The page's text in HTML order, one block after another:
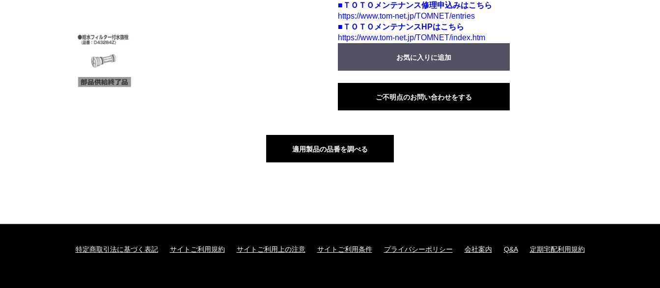
■ＴＯＴＯメンテナンス修理申込みはこちら
https://www.tom-net.jp/TOMNET/entries
■ＴＯＴＯメンテナンスHPはこちら
https://www.tom-net.jp/TOMNET/index.htm
お気に入りに追加
ご不明点のお問い合わせをする
適用製品の品番を調べる
特定商取引法に基づく表記 サイトご利用規約 サイトご利用上の注意 サイトご利用条件 プライバシーポリシー 会社案内 Q&A 定期宅配利用規約